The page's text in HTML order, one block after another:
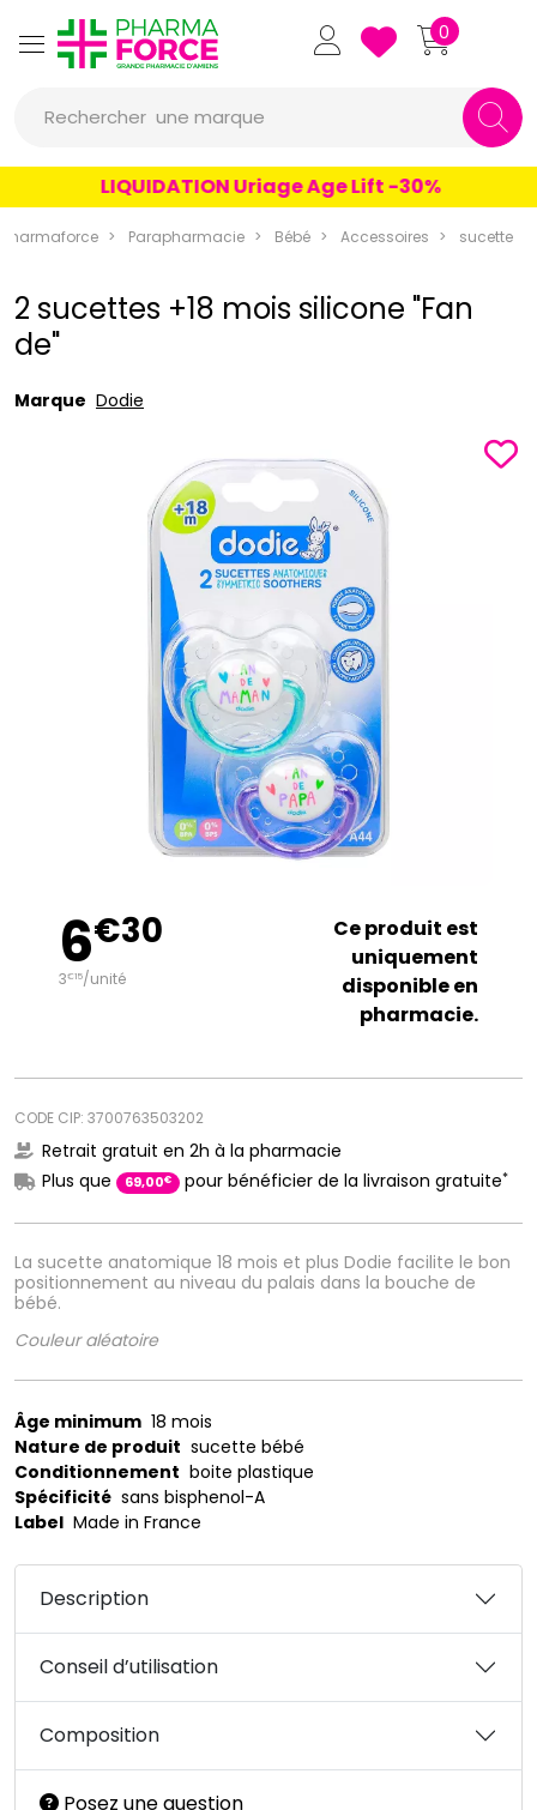
Pharmaforce Grande Pharmacie
0
Rechercher une marque
un conseil
un produit
LIQUIDATION Uriage Age Lift -30%
Pharmaforce Parapharmacie Bébé Accessoires sucette
2 sucettes +18 mois silicone "Fan
de"
Marque Dodie
La sucette anatomique 18 mois et plus Dodie facilite le bon
positionnement au niveau du palais dans la bouche de
bébé.
Couleur aléatoire
6€30
3€15/unité
Ce produit est
uniquement
disponible en
pharmacie.
CODE CIP: 3700763503202
Retrait gratuit en 2h à la pharmacie
Plus que
69,00€ pour bénéficier de la livraison gratuite*
Âge minimum 18 mois
Nature de produit sucette bébé
Conditionnement boite plastique
Spécificité sans bisphenol-A
Label Made in France
Description
Conseil d’utilisation
Composition
Posez une question